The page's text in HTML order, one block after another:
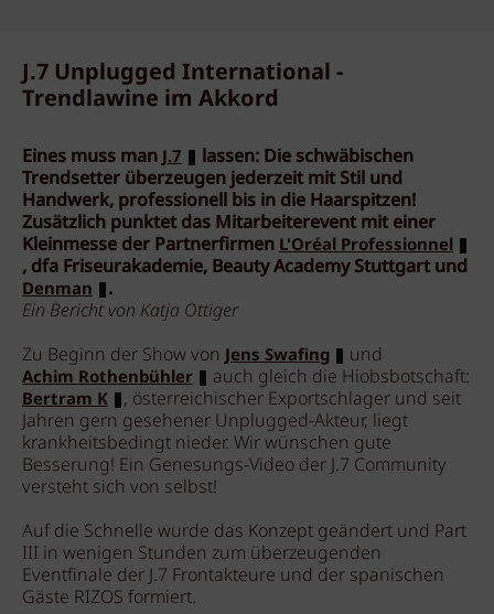
J.7 Unplugged International -
Trendlawine im Akkord
Eines muss manJ.7
lassen: Die schwäbischen
Trendsetter überzeugen jederzeit mit Stil und
Handwerk, professionell bis in die Haarspitzen!
Zusätzlich punktet das Mitarbeiterevent mit einer
Kleinmesse der PartnerfirmenL'Oréal Professionnel
, dfa Friseurakademie, Beauty Academy Stuttgart und
Denman
.
Ein Bericht von Katja Ottiger
Zu Beginn der Show vonJens Swafing und
Achim Rothenbühler auch gleich die Hiobsbotschaft:
Bertram K
, österreichischer Exportschlager und seit
Jahren gern gesehener Unplugged-Akteur, liegt
krankheitsbedingt nieder. Wir wünschen gute
Besserung! Ein Genesungs-Video der J.7 Community
versteht sich von selbst!
Auf die Schnelle wurde das Konzept geändert und Part
III in wenigen Stunden zum überzeugenden
Eventfinale der J.7 Frontakteure und der spanischen
Gäste RIZOS formiert.